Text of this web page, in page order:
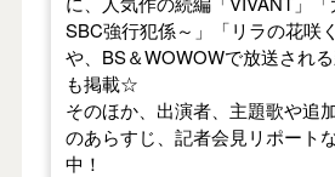
SBC強行犯係～」「リラの花咲
や、BS＆WOWOWで放送され
も掲載☆
そのほか、出演者、主題歌や追
のあらすじ、記者会見リポート
中！